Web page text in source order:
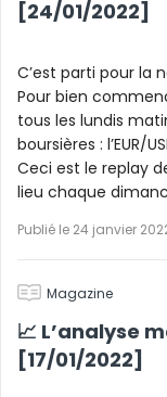
[24/01/2022]
C’est parti pour la
Pour bien
tous les lundis
boursières : l’EUR/
Ceci est le replay
lieu chaque
Publié le 24 janvier
Magazine
📈 L’analyse
[17/01/2022]